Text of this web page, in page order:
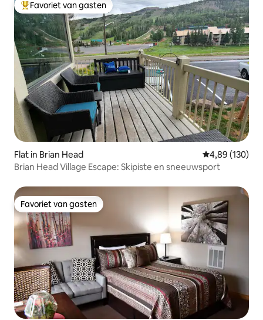
Topfavoriet van gasten
Favoriet van gasten
Flat in Brian Head Gemiddelde
4,89 (130)
Brian Head Village Escape: Skipiste en sneeuwsport
Favoriet van gasten
Favoriet van gasten